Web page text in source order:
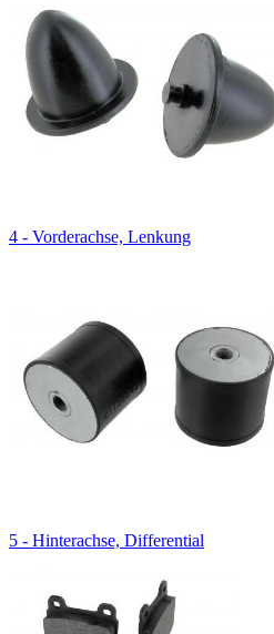
4 - Vorderachse, Lenkung
5 - Hinterachse, Differential